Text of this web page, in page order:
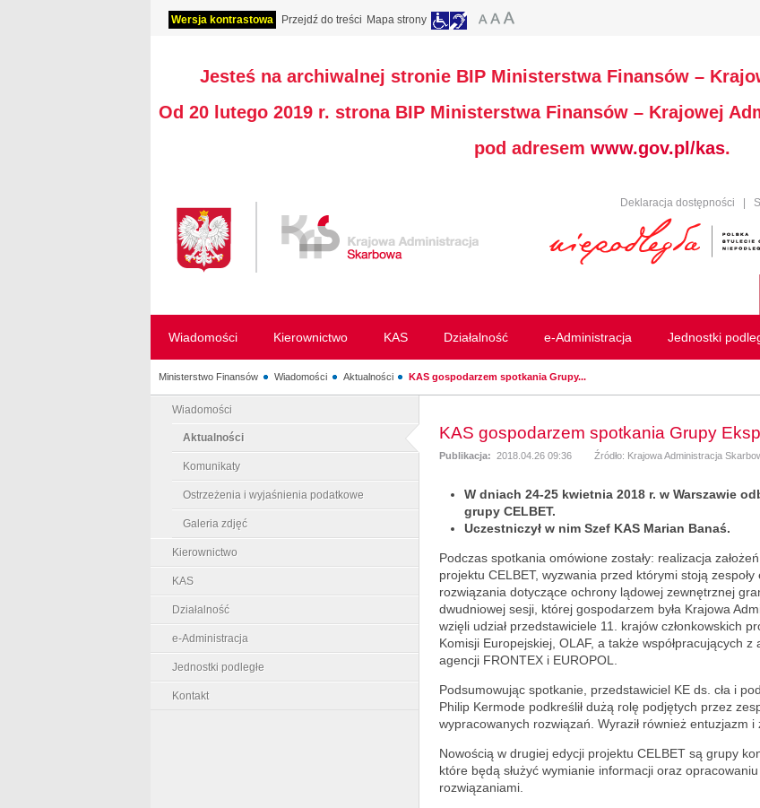
Wersja kontrastowa Przejdź do treści Mapa strony
Jesteś na archiwalnej stronie BIP Ministerstwa Finansów –
Od 20 lutego 2019 r. strona BIP Ministerstwa Finansów – Krajowej
pod adresem www.gov.pl/kas.
Deklaracja dostępności
Wiadomości Kierownictwo KAS Działalność e-Administracja Jednostki
Ministerstwo Finansów Wiadomości Aktualności KAS gospodarzem spotkania Grupy...
Wiadomości
Aktualności
Komunikaty
Ostrzeżenia i wyjaśnienia podatkowe
Galeria zdjęć
Kierownictwo
KAS
Działalność
e-Administracja
Jednostki podległe
Kontakt
KAS gospodarzem spotkania Grupy
Publikacja: 2018.04.26 09:36 Źródło: Krajowa Administracja
W dniach 24-25 kwietnia 2018 r. w Warszawie
grupy CELBET.
Uczestniczył w nim Szef KAS Marian Banaś.
Podczas spotkania omówione zostały: realizacja
projektu CELBET, wyzwania przed którymi stoją
rozwiązania dotyczące ochrony lądowej zewnętrznej
dwudniowej sesji, której gospodarzem była Krajowa
wzięli udział przedstawiciele 11. krajów członkowskich
Komisji Europejskiej, OLAF, a także współpracujących z
agencji FRONTEX i EUROPOL.
Podsumowując spotkanie, przedstawiciel KE ds. cła i
Philip Kermode podkreślił dużą rolę podjętych przez
wypracowanych rozwiązań. Wyraził również entuzjazm i
Nowością w drugiej edycji projektu CELBET są grupy
które będą służyć wymianie informacji oraz
rozwiązaniami.